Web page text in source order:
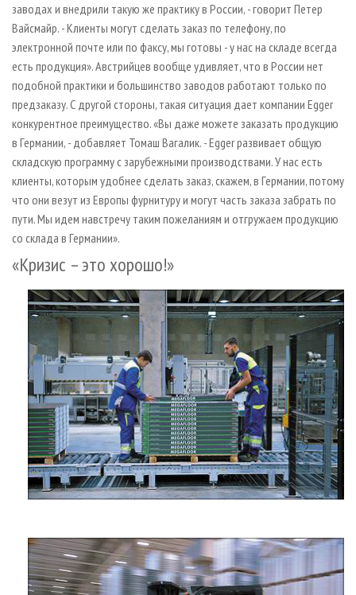
заводах и внедрили такую же практику в России, - говорит Петер
Вайсмайр. - Клиенты могут сделать заказ по телефону, по
электронной почте или по факсу, мы готовы - у нас на складе всегда
есть продукция». Австрийцев вообще удивляет, что в России нет
подобной практики и большинство заводов работают только по
предзаказу. С другой стороны, такая ситуация дает компании Egger
конкурентное преимущество. «Вы даже можете заказать продукцию
в Германии, - добавляет Томаш Вагалик. - Egger развивает общую
складскую программу с зарубежными производствами. У нас есть
клиенты, которым удобнее сделать заказ, скажем, в Германии, потому
что они везут из Европы фурнитуру и могут часть заказа забрать по
пути. Мы идем навстречу таким пожеланиям и отгружаем продукцию
со склада в Германии».
«Кризис – это хорошо!»